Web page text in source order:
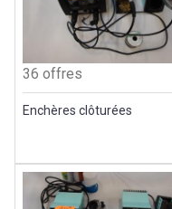
36 offres
Enchères clôturées